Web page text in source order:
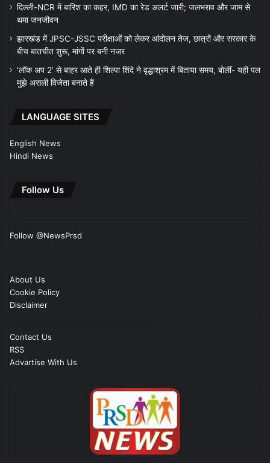
दिल्ली-NCR में बारिश का कहर, IMD का रेड अलर्ट जारी; जलभराव और जाम से
थमा जनजीवन
झारखंड में JPSC-JSSC परीक्षाओं को लेकर आंदोलन तेज, छात्रों और सरकार के
बीच बातचीत शुरू, मांगों पर बनी नजर
‘लॉक अप 2’ से बाहर आते ही शिल्पा शिंदे ने वृद्धाश्रम में बिताया समय, बोलीं- यही पल
मुझे असली विजेता बनाते हैं
LANGUAGE SITES
English News
Hindi News
Follow Us
Follow @NewsPrsd
About Us
Cookie Policy
Disclaimer
Contact Us
RSS
Advartise With Us